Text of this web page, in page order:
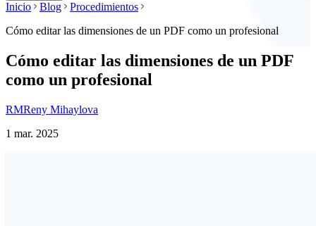
Inicio Blog
Procedimientos
Cómo editar las dimensiones de un PDF como un profesional
Cómo editar las dimensiones de un PDF
como un profesional
RMReny Mihaylova
1 mar. 2025